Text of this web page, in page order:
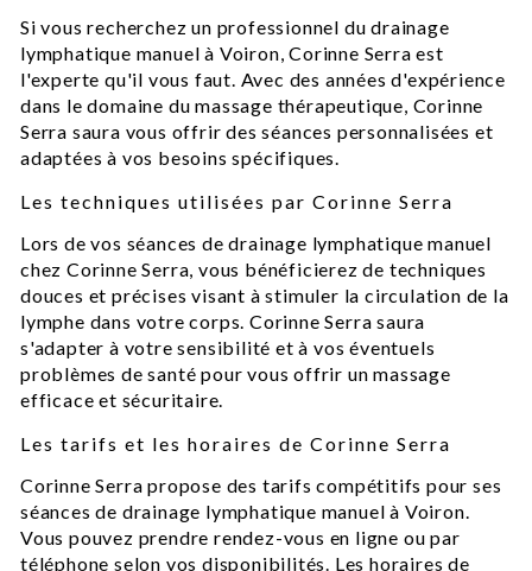
Si vous recherchez un professionnel du drainage
lymphatique manuel à Voiron, Corinne Serra est
l'experte qu'il vous faut. Avec des années d'expérience
dans le domaine du massage thérapeutique, Corinne
Serra saura vous offrir des séances personnalisées et
adaptées à vos besoins spécifiques.
Les techniques utilisées par Corinne Serra
Lors de vos séances de drainage lymphatique manuel
chez Corinne Serra, vous bénéficierez de techniques
douces et précises visant à stimuler la circulation de la
lymphe dans votre corps. Corinne Serra saura
s'adapter à votre sensibilité et à vos éventuels
problèmes de santé pour vous offrir un massage
efficace et sécuritaire.
Les tarifs et les horaires de Corinne Serra
Corinne Serra propose des tarifs compétitifs pour ses
séances de drainage lymphatique manuel à Voiron.
Vous pouvez prendre rendez-vous en ligne ou par
téléphone selon vos disponibilités. Les horaires de